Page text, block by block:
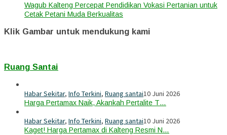
Wagub Kalteng Percepat Pendidikan Vokasi Pertanian untuk
Cetak Petani Muda Berkualitas
Klik Gambar untuk mendukung kami
Ruang Santai
Habar Sekitar, Info Terkini, Ruang santai10 Juni 2026
Harga Pertamax Naik, Akankah Pertalite T…
Habar Sekitar, Info Terkini, Ruang santai10 Juni 2026
Kaget! Harga Pertamax di Kalteng Resmi N…